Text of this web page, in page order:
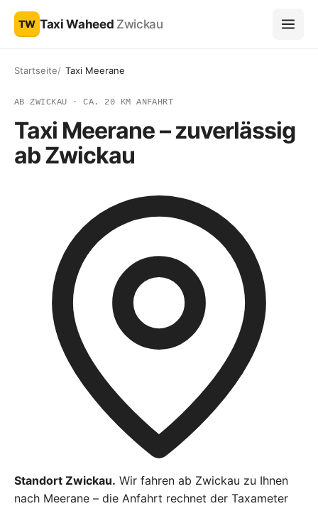
TW Taxi Waheed Zwickau
Startseite Taxi Meerane
AB ZWICKAU · CA. 20 KM ANFAHRT
Taxi Meerane – zuverlässig
ab Zwickau
Standort Zwickau. Wir fahren ab Zwickau zu Ihnen
nach Meerane – die Anfahrt rechnet der Taxameter